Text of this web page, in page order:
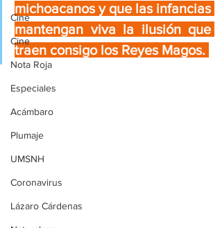
Cine
Cine
Nota Roja
Especiales
Acámbaro
Plumaje
UMSNH
Coronavirus
Lázaro Cárdenas
michoacanos y que las infancias
mantengan viva la ilusión que
traen consigo los Reyes Magos.